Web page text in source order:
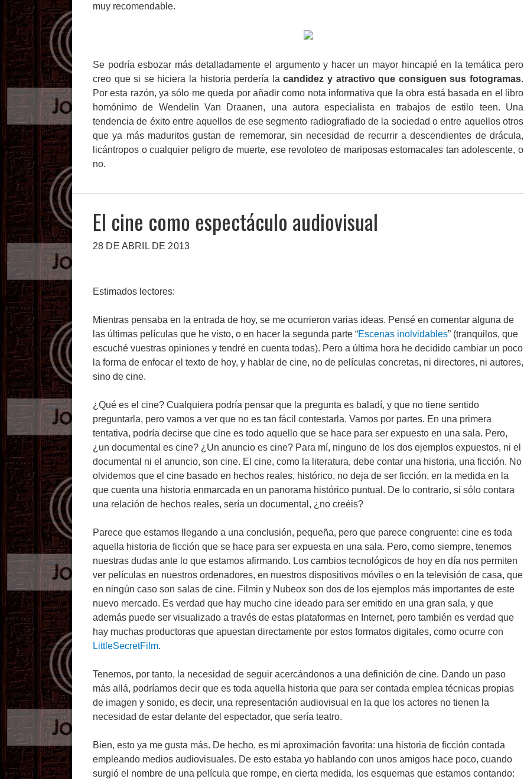
muy recomendable.
Se podría esbozar más detalladamente el argumento y hacer un mayor hincapié en la temática pero
creo que si se hiciera la historia perdería lacandidez y atractivo que consiguen sus fotogramas.
Por esta razón, ya sólo me queda por añadir como nota informativa que la obra está basada en el libro
homónimo de Wendelin Van Draanen, una autora especialista en trabajos de estilo teen. Una
tendencia de éxito entre aquellos de ese segmento radiografiado de la sociedad o entre aquellos otros
que ya más maduritos gustan de rememorar, sin necesidad de recurrir a descendientes de drácula,
licántropos o cualquier peligro de muerte, ese revoloteo de mariposas estomacales tan adolescente, o
no.
El cine como espectáculo audiovisual
28 DE ABRIL DE 2013
Estimados lectores:
Mientras pensaba en la entrada de hoy, se me ocurrieron varias ideas. Pensé en comentar alguna de
las últimas películas que he visto, o en hacer la segunda parte “Escenas inolvidables” (tranquilos, que
escuché vuestras opiniones y tendré en cuenta todas). Pero a última hora he decidido cambiar un poco
la forma de enfocar el texto de hoy, y hablar de cine, no de películas concretas, ni directores, ni autores,
sino de cine.
¿Qué es el cine? Cualquiera podría pensar que la pregunta es baladí, y que no tiene sentido
preguntarla, pero vamos a ver que no es tan fácil contestarla. Vamos por partes. En una primera
tentativa, podría decirse que cine es todo aquello que se hace para ser expuesto en una sala. Pero,
¿un documental es cine? ¿Un anuncio es cine? Para mí, ninguno de los dos ejemplos expuestos, ni el
documental ni el anuncio, son cine. El cine, como la literatura, debe contar una historia, una ficción. No
olvidemos que el cine basado en hechos reales, histórico, no deja de ser ficción, en la medida en la
que cuenta una historia enmarcada en un panorama histórico puntual. De lo contrario, si sólo contara
una relación de hechos reales, sería un documental, ¿no creéis?
Parece que estamos llegando a una conclusión, pequeña, pero que parece congruente: cine es toda
aquella historia de ficción que se hace para ser expuesta en una sala. Pero, como siempre, tenemos
nuestras dudas ante lo que estamos afirmando. Los cambios tecnológicos de hoy en día nos permiten
ver películas en nuestros ordenadores, en nuestros dispositivos móviles o en la televisión de casa, que
en ningún caso son salas de cine. Filmin y Nubeox son dos de los ejemplos más importantes de este
nuevo mercado. Es verdad que hay mucho cine ideado para ser emitido en una gran sala, y que
además puede ser visualizado a través de estas plataformas en Internet, pero también es verdad que
hay muchas productoras que apuestan directamente por estos formatos digitales, como ocurre con
LittleSecretFilm.
Tenemos, por tanto, la necesidad de seguir acercándonos a una definición de cine. Dando un paso
más allá, podríamos decir que es toda aquella historia que para ser contada emplea técnicas propias
de imagen y sonido, es decir, una representación audiovisual en la que los actores no tienen la
necesidad de estar delante del espectador, que sería teatro.
Bien, esto ya me gusta más. De hecho, es mi aproximación favorita: una historia de ficción contada
empleando medios audiovisuales. De esto estaba yo hablando con unos amigos hace poco, cuando
surgió el nombre de una película que rompe, en cierta medida, los esquemas que estamos contando: